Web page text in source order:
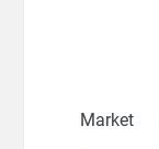
Market